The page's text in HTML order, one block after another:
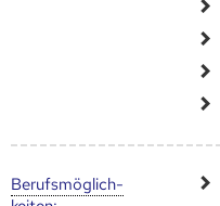
Berufs­möglich­